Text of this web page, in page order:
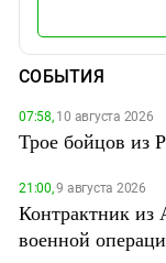
СОБЫТИЯ
07:58,10 августа 2026
Трое бойцов из
21:00,9 августа 2026
Контрактник из
военной